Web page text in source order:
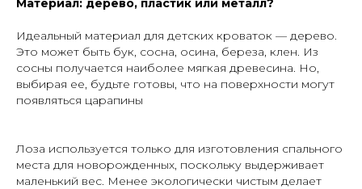
Материал: дерево, пластик или металл?
Идеальный материал для детских кроваток — дерево.
Это может быть бук, сосна, осина, береза, клен. Из
сосны получается наиболее мягкая древесина. Но,
выбирая ее, будьте готовы, что на поверхности могут
появляться царапины
Лоза используется только для изготовления спального
места для новорожденных, поскольку выдерживает
маленький вес. Менее экологически чистым делает